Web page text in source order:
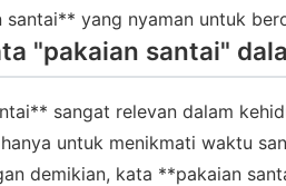
santai** yang nyaman untuk
"pakaian santai"
sangat relevan dalam
untuk menikmati waktu
demikian, kata **pakaian